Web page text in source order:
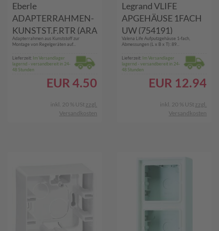
Eberle
ADAPTERRAHMEN-
KUNSTST.F.RTR (ARA
1E RWS)
Adapterrahmen aus Kunststoff zur
Montage von Regelgeräten auf...
Lieferzeit: Im Versandlager
lagernd - versandbereit in 24-
48 Stunden
EUR 4.50
inkl. 20 % USt zzgl.
Versandkosten
Legrand VLIFE
APGEHÄUSE 1FACH
UW (754191)
Valena Life Aufputzgehäuse 1-fach,
Abmessungen (L x B x T): 89...
Lieferzeit: Im Versandlager
lagernd - versandbereit in 24-
48 Stunden
EUR 12.94
inkl. 20 % USt zzgl.
Versandkosten